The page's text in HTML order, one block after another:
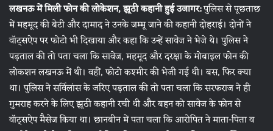
लखनऊ में मिली फोन की लोकेशन, झूठी कहानी हुई उजागर:पुलिस से पूछताछ
में महमूद की बेटी और दामाद ने उनके जम्मू जाने की कहानी दोहराई। दोनों ने
वॉट्सऐप पर फोटो भी दिखाया और कहा कि उन्हें सावेज ने भेजे थे। पुलिस ने
पड़ताल की तो पता चला कि सावेज, महमूद और दरक्षा के मोबाइल फोन की
लोकशन लखनऊ में थी। वहीं, फोटो कश्मीर की भेजी गई थी। बस, फिर क्या
था। पुलिस ने सर्विलांस के जरिए पड़ताल की तो पता चला कि सरफराज ने ही
गुमराह करने के लिए झूठी कहानी रची थी और बहन को सावेज के फोन से
वॉट्सऐप मैसेज किया था। छानबीन में पता चला कि आरोपित ने माता-पिता व